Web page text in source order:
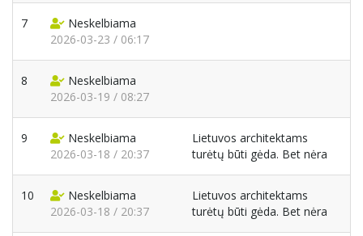
7
Neskelbiama
2026-03-23 / 06:17
8
Neskelbiama
2026-03-19 / 08:27
9
Neskelbiama
2026-03-18 / 20:37
Lietuvos architektams
turėtų būti gėda. Bet nėra
10
Neskelbiama
2026-03-18 / 20:37
Lietuvos architektams
turėtų būti gėda. Bet nėra